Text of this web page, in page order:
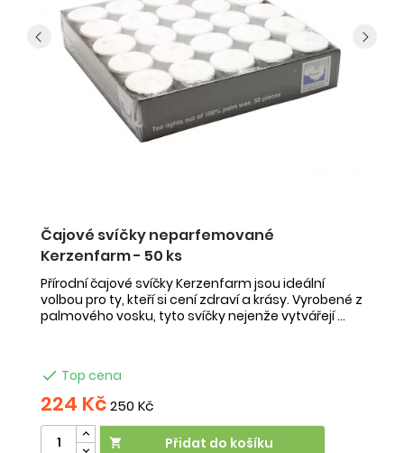
Čajové svíčky neparfemované
Kerzenfarm - 50 ks
Přírodní čajové svíčky Kerzenfarm jsou ideální
volbou pro ty, kteří si cení zdraví a krásy. Vyrobené z
palmového vosku, tyto svíčky nejenže vytvářejí ...
 Top cena
224 Kč250 Kč
 Přidat do košíku